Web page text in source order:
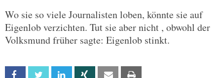
Wo sie so viele Journalisten loben, könnte sie auf
Eigenlob verzichten. Tut sie aber nicht , obwohl der
Volksmund früher sagte: Eigenlob stinkt.
Facebook Twitter Linkedin Xing Email